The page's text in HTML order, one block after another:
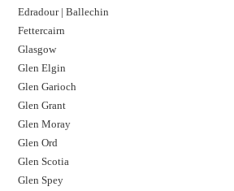
Edradour | Ballechin
Fettercairn
Glasgow
Glen Elgin
Glen Garioch
Glen Grant
Glen Moray
Glen Ord
Glen Scotia
Glen Spey